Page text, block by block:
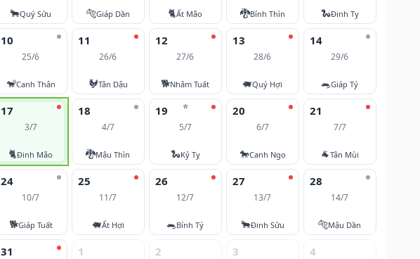
🐂Quý Sửu 🐅Giáp Dần 🐈Ất Mão 🐉Bính Thìn 🐍Đinh Tỵ
10
25/6
🐒Canh Thân
11
26/6
🐓Tân Dậu
12
27/6
🐕Nhâm Tuất
13
28/6
🐖Quý Hợi
14
29/6
🐀Giáp Tý
17
3/7
🐈Đinh Mão
18
4/7
🐉Mậu Thìn
⭐
19
5/7
🐍Kỷ Tỵ
20
6/7
🐎Canh Ngọ
21
7/7
🐐Tân Mùi
24
10/7
🐕Giáp Tuất
25
11/7
🐖Ất Hợi
26
12/7
🐀Bính Tý
27
13/7
🐂Đinh Sửu
28
14/7
🐅Mậu Dần
31 1 2 3 4